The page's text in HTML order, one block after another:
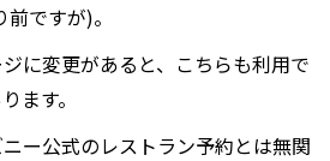
ですが)。
に変更があると、こちらも利用で
ます。
ー公式のレストラン予約とは無関